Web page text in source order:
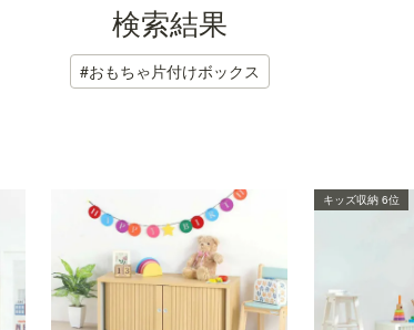
検索結果
#おもちゃ片付けボックス
キッズ収納 6位